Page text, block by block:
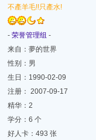
不產羊毛!!只產水!
- 荣誉管理组 -
来自：夢的世界
性别：男
生日：1990-02-09
注册： 2007-09-17
精华：2
学分：6 个
好人卡：493 张